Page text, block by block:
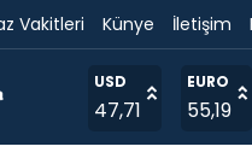
Vakitleri Künye İletişim
USD
47,71
EURO
55,19
“Alo Muhtarım” ile